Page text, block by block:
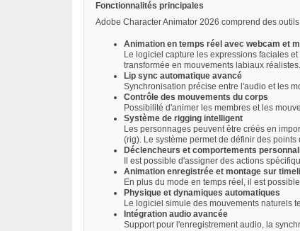
Fonctionnalités principales
Adobe Character Animator 2026 comprend des
Animation en temps réel avec webcam et
Le logiciel capture les expressions faciales
transformée en mouvements labiaux réalistes.
Lip sync automatique avancé
Synchronisation précise entre l'audio et les
Contrôle des mouvements du corps
Possibilité d'animer les membres et les
Système de rigging intelligent
Les personnages peuvent être créés en
(rig). Le système permet de définir des
Déclencheurs et comportements
Il est possible d'assigner des actions
Animation enregistrée et montage sur
En plus du mode en temps réel, il est
Physique et dynamiques automatiques
Le logiciel simule des mouvements naturels
Intégration audio avancée
Support pour l'enregistrement audio, la